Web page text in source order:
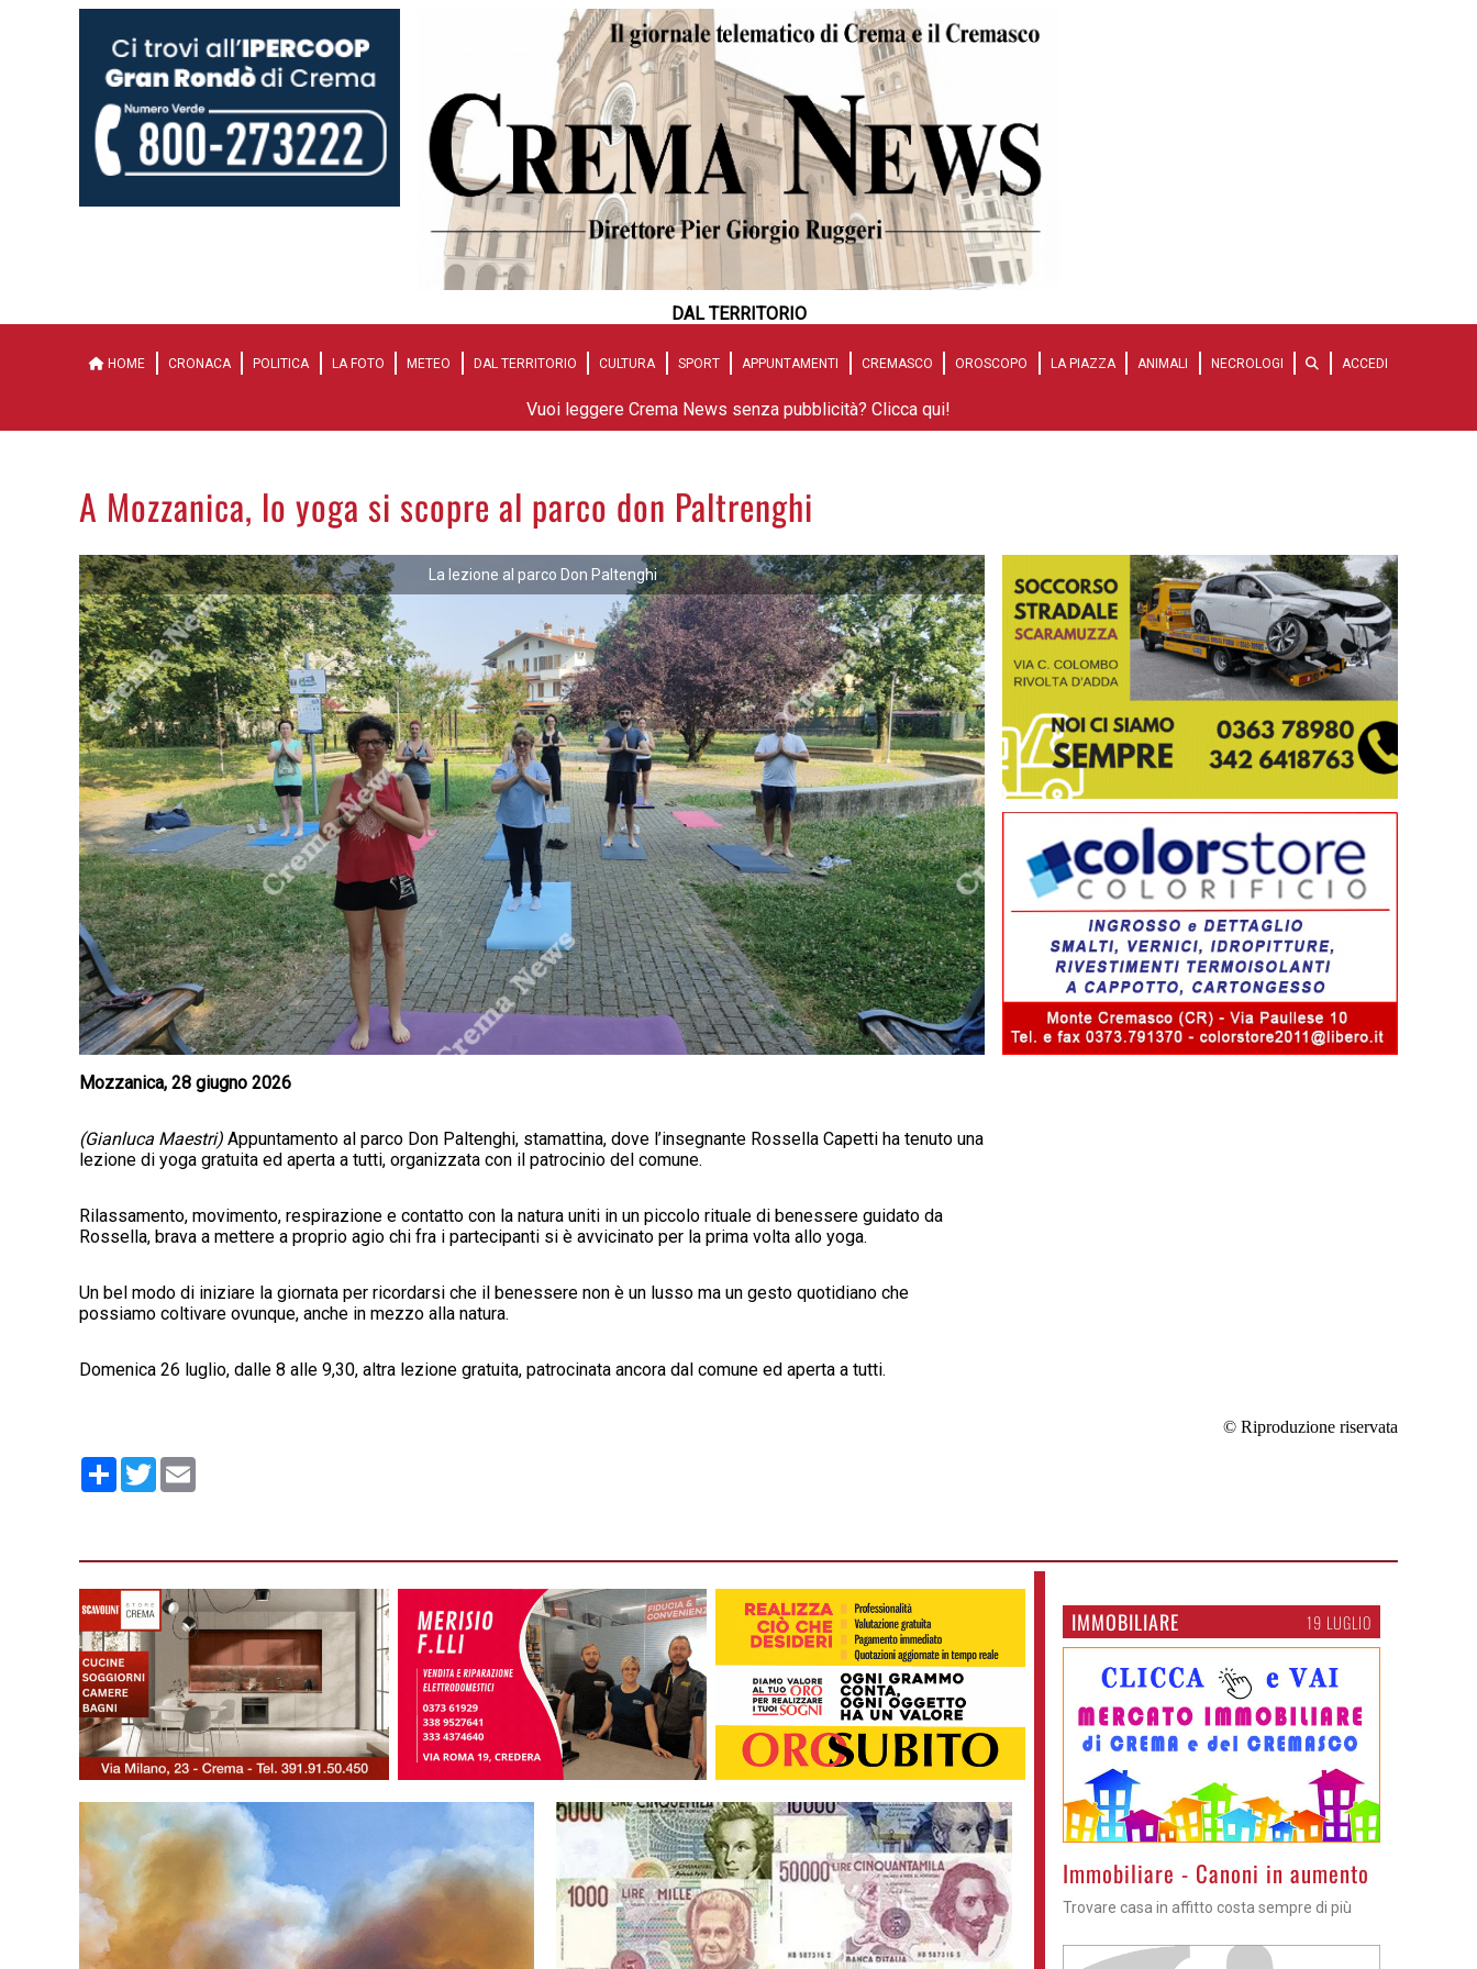
DAL TERRITORIO
HOME CRONACA POLITICA LA FOTO METEO DAL TERRITORIO CULTURA SPORT APPUNTAMENTI CREMASCO OROSCOPO LA PIAZZA ANIMALI NECROLOGI ACCEDI
Vuoi leggere Crema News senza pubblicità? Clicca qui!
A Mozzanica, lo yoga si scopre al parco don Paltrenghi
La lezione al parco Don Paltenghi
Mozzanica, 28 giugno 2026
(Gianluca Maestri) Appuntamento al parco Don Paltenghi, stamattina, dove l’insegnante Rossella Capetti ha tenuto una
lezione di yoga gratuita ed aperta a tutti, organizzata con il patrocinio del comune.
Rilassamento, movimento, respirazione e contatto con la natura uniti in un piccolo rituale di benessere guidato da
Rossella, brava a mettere a proprio agio chi fra i partecipanti si è avvicinato per la prima volta allo yoga.
Un bel modo di iniziare la giornata per ricordarsi che il benessere non è un lusso ma un gesto quotidiano che
possiamo coltivare ovunque, anche in mezzo alla natura.
Domenica 26 luglio, dalle 8 alle 9,30, altra lezione gratuita, patrocinata ancora dal comune ed aperta a tutti.
© Riproduzione riservata
Condividi
Twitter
IMMOBILIARE 19 LUGLIO
>Immobiliare - Canoni in aumento
Trovare casa in affitto costa sempre di più